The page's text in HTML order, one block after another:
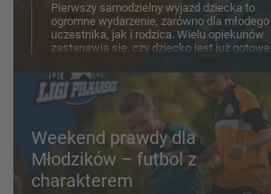
Pierwszy samodzielny wyjazd dziecka to
ogromne wydarzenie, zarówno dla młodego
uczestnika, jak i rodzica. Wielu opiekunów
zastanawia się, czy dziecko jest już gotowe
Weekend prawdy dla
Młodzików – futbol z
charakterem